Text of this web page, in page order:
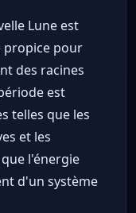
Lune est
propice pour
des racines
est
telles que les
et les
l'énergie
d'un système